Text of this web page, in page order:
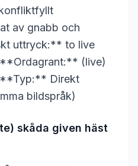
av gnabb och
uttryck:** to live
(live)
**Typ:** Direkt
bildspråk)
skåda given häst